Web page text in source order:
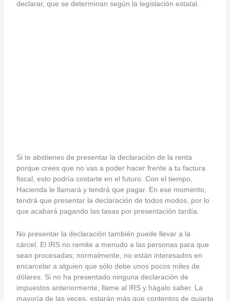
declarar, que se determinan según la legislación estatal.
Si te abstienes de presentar la declaración de la renta
porque crees que no vas a poder hacer frente a tu factura
fiscal, esto podría costarte en el futuro. Con el tiempo,
Hacienda le llamará y tendrá que pagar. En ese momento,
tendrá que presentar la declaración de todos modos, por lo
que acabará pagando las tasas por presentación tardía.
No presentar la declaración también puede llevar a la
cárcel. El IRS no remite a menudo a las personas para que
sean procesadas; normalmente, no están interesados en
encarcelar a alguien que sólo debe unos pocos miles de
dólares. Si no ha presentado ninguna declaración de
impuestos anteriormente, llame al IRS y hágalo saber. La
mayoría de las veces, estarán más que contentos de guiarte